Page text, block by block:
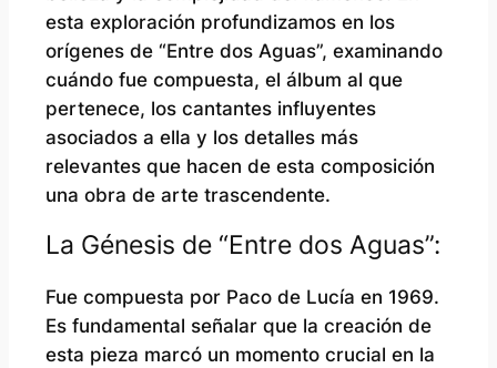
esta exploración profundizamos en los
orígenes de “Entre dos Aguas”, examinando
cuándo fue compuesta, el álbum al que
pertenece, los cantantes influyentes
asociados a ella y los detalles más
relevantes que hacen de esta composición
una obra de arte trascendente.
La Génesis de “Entre dos Aguas”:
Fue compuesta por Paco de Lucía en 1969.
Es fundamental señalar que la creación de
esta pieza marcó un momento crucial en la